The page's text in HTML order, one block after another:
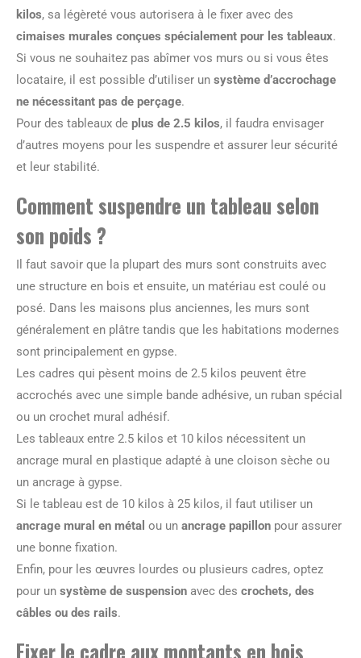
kilos, sa légèreté vous autorisera à le fixer avec des
cimaises murales conçues spécialement pour les tableaux.
Si vous ne souhaitez pas abîmer vos murs ou si vous êtes
locataire, il est possible d’utiliser un système d’accrochage
ne nécessitant pas de perçage.
Pour des tableaux de plus de 2.5 kilos, il faudra envisager
d’autres moyens pour les suspendre et assurer leur sécurité
et leur stabilité.
Comment suspendre un tableau selon
son poids ?
Il faut savoir que la plupart des murs sont construits avec
une structure en bois et ensuite, un matériau est coulé ou
posé. Dans les maisons plus anciennes, les murs sont
généralement en plâtre tandis que les habitations modernes
sont principalement en gypse.
Les cadres qui pèsent moins de 2.5 kilos peuvent être
accrochés avec une simple bande adhésive, un ruban spécial
ou un crochet mural adhésif.
Les tableaux entre 2.5 kilos et 10 kilos nécessitent un
ancrage mural en plastique adapté à une cloison sèche ou
un ancrage à gypse.
Si le tableau est de 10 kilos à 25 kilos, il faut utiliser un
ancrage mural en métal ou un ancrage papillon pour assurer
une bonne fixation.
Enfin, pour les œuvres lourdes ou plusieurs cadres, optez
pour un système de suspension avec des crochets, des
câbles ou des rails.
Fixer le cadre aux montants en bois